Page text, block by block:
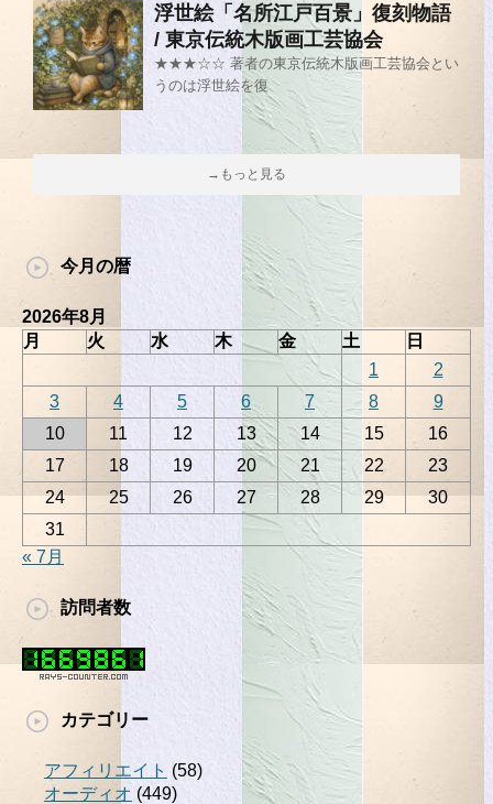
浮世絵「名所江戸百景」復刻物語
/ 東京伝統木版画工芸協会
★★★☆☆ 著者の東京伝統木版画工芸協会とい
うのは浮世絵を復
→もっと見る
今月の暦
2026年8月
月
火 水 木 金 土
日
1
2
3
4 5 6 7 8
9
10
11 12 13 14 15
16
17
18 19 20 21 22
23
24
25 26 27 28 29
30
31
« 7月
訪問者数
カテゴリー
アフィリエイト (58)
オーディオ (449)